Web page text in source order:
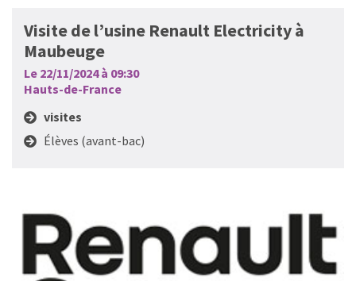
Visite de l’usine Renault Electricity à
Maubeuge
Le 22/11/2024 à 09:30
Hauts-de-France
visites
Élèves (avant-bac)